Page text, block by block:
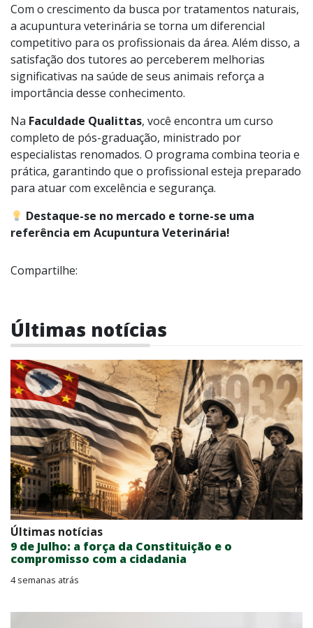
Com o crescimento da busca por tratamentos naturais,
a acupuntura veterinária se torna um diferencial
competitivo para os profissionais da área. Além disso, a
satisfação dos tutores ao perceberem melhorias
significativas na saúde de seus animais reforça a
importância desse conhecimento.
Na Faculdade Qualittas, você encontra um curso
completo de pós-graduação, ministrado por
especialistas renomados. O programa combina teoria e
prática, garantindo que o profissional esteja preparado
para atuar com excelência e segurança.
Destaque-se no mercado e torne-se uma
referência em Acupuntura Veterinária!
Compartilhe:
Últimas notícias
Últimas notícias
9 de Julho: a força da Constituição e o
compromisso com a cidadania
4 semanas atrás